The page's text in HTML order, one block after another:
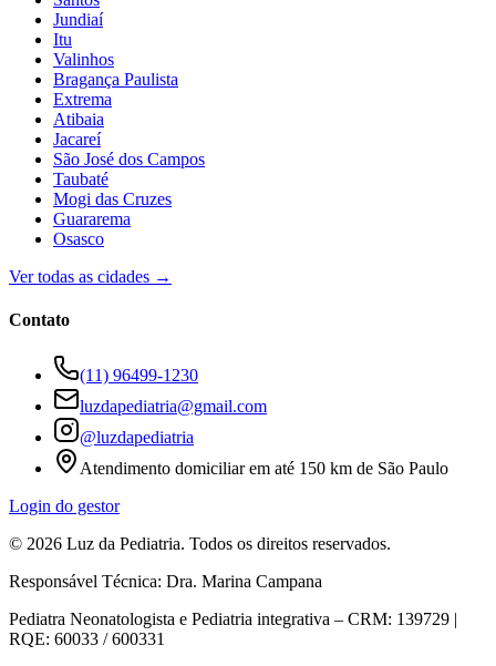
Jundiaí
Itu
Valinhos
Bragança Paulista
Extrema
Atibaia
Jacareí
São José dos Campos
Taubaté
Mogi das Cruzes
Guararema
Osasco
Ver todas as cidades →
Contato
(11) 96499-1230
luzdapediatria@gmail.com
@luzdapediatria
Atendimento domiciliar em até 150 km de São Paulo
Login do gestor
© 2026 Luz da Pediatria. Todos os direitos reservados.
Responsável Técnica: Dra. Marina Campana
Pediatra Neonatologista e Pediatria integrativa – CRM: 139729 |
RQE: 60033 / 600331